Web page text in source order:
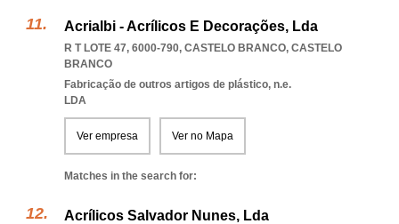
Acrialbi - Acrílicos E Decorações, Lda
R T LOTE 47, 6000-790, CASTELO BRANCO, CASTELO
BRANCO
Fabricação de outros artigos de plástico, n.e.
LDA
Ver empresa Ver no Mapa
Matches in the search for:
Acrílicos Salvador Nunes, Lda